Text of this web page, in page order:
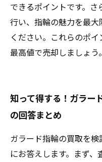
できるポイントです。
行い、指輪の魅力を最
ください。これらのポ
最高値で売却しましょう。
知って得する！ガラー
の回答まとめ
ガラード指輪の買取を
にお答えします。まず